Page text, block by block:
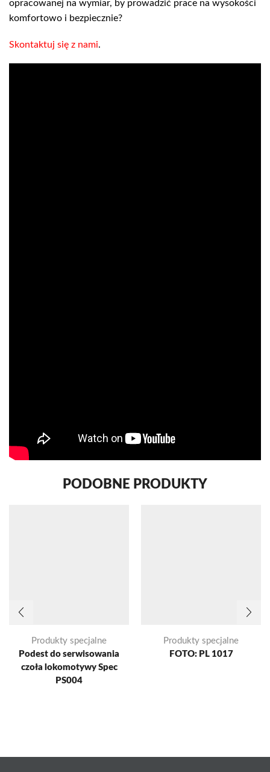
opracowanej na wymiar, by prowadzić prace na wysokości
komfortowo i bezpiecznie?
Skontaktuj się z nami.
PODOBNE PRODUKTY
Produkty specjalne
Podest do serwisowania
czoła lokomotywy Spec
PS004
Produkty specjalne
FOTO: PL 1017